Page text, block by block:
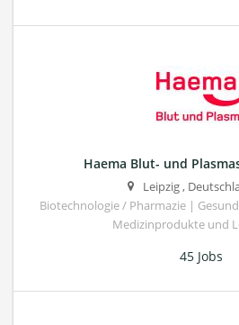
Haema Blut- und
Leipzig,
Biotechnologie / Pharmazie |
Medizinprodukte und
45 Jobs